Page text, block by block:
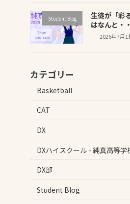
Student Blog
生徒が「彩
はなんと・
2026年7月1
カテゴリー
Basketball
CAT
DX
DXハイスクール - 純真高等学
DX部
Student Blog